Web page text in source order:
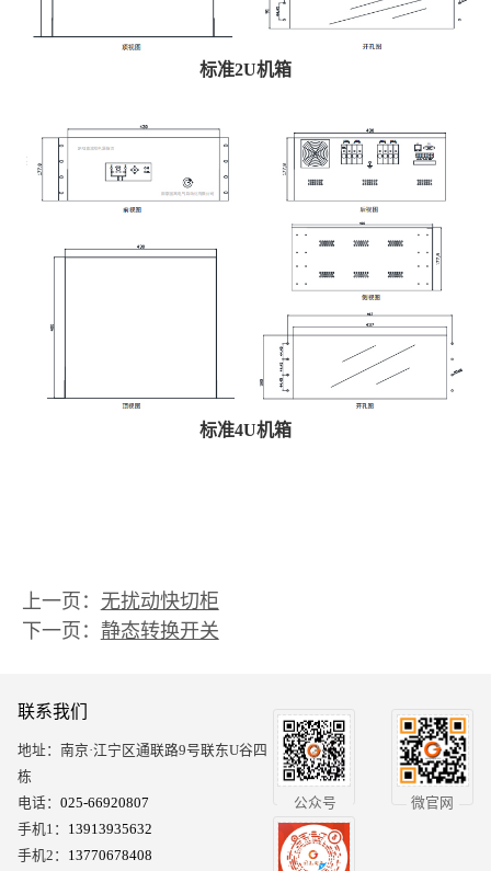
标准2U机箱
标准4U机箱
上一页： 无扰动快切柜
下一页： 静态转换开关
联系我们
地址：南京·江宁区通联路9号联东U谷四
栋
电话： 025-66920807
手机1： 13913935632
手机2： 13770678408
公众号 微官网